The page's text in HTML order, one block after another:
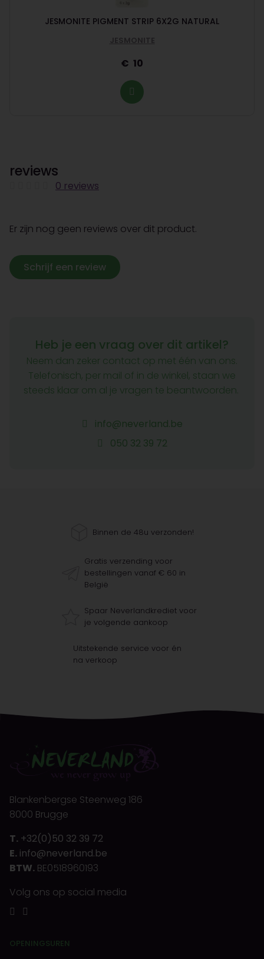
JESMONITE PIGMENT STRIP 6X2G NATURAL
JESMONITE
10
reviews
0 reviews
Er zijn nog geen reviews over dit product.
Schrijf een review
Heb je een vraag over dit artikel?
Neem dan zeker contact op met één van ons.
Telefonisch, per mail of in de winkel, staan we
steeds klaar om al je vragen te beantwoorden.
info@neverland.be
050 32 39 72
Binnen de 48u verzonden!
Gratis verzending voor
bestellingen vanaf € 60 in
België
Spaar Neverlandkrediet voor
je volgende aankoop
Uitstekende service voor én
na verkoop
Blankenbergse Steenweg 186
8000 Brugge
T. +32(0)50 32 39 72
E. info@neverland.be
BTW. BE0518960193
Volg ons op social media
OPENINGSUREN